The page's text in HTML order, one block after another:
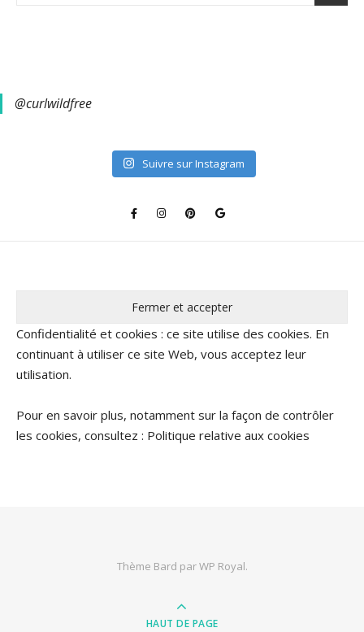
@curlwildfree
Suivre sur Instagram
Confidentialité et cookies : ce site utilise des cookies. En
continuant à utiliser ce site Web, vous acceptez leur
utilisation.
Pour en savoir plus, notamment sur la façon de contrôler
les cookies, consultez : Politique relative aux cookies
Thème Bard parWP Royal.
HAUT DE PAGE